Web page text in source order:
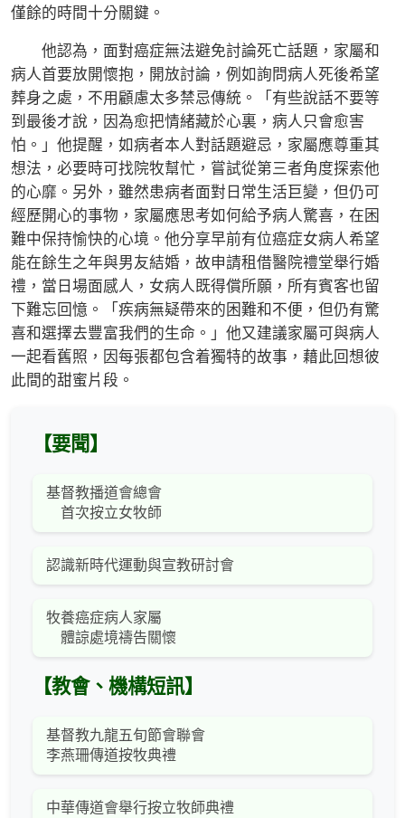
僅餘的時間十分關鍵。
他認為，面對癌症無法避免討論死亡話題，家屬和
病人首要放開懷抱，開放討論，例如詢問病人死後希望
葬身之處，不用顧慮太多禁忌傳統。「有些說話不要等
到最後才說，因為愈把情緒藏於心裏，病人只會愈害
怕。」他提醒，如病者本人對話題避忌，家屬應尊重其
想法，必要時可找院牧幫忙，嘗試從第三者角度探索他
的心靡。另外，雖然患病者面對日常生活巨變，但仍可
經歷開心的事物，家屬應思考如何給予病人驚喜，在困
難中保持愉快的心境。他分享早前有位癌症女病人希望
能在餘生之年與男友結婚，故申請租借醫院禮堂舉行婚
禮，當日場面感人，女病人既得償所願，所有賓客也留
下難忘回憶。「疾病無疑帶來的困難和不便，但仍有驚
喜和選擇去豐富我們的生命。」他又建議家屬可與病人
一起看舊照，因每張都包含着獨特的故事，藉此回想彼
此間的甜蜜片段。
【要聞】
基督教播道會總會
首次按立女牧師
認識新時代運動與宣教研討會
牧養癌症病人家屬
體諒處境禱告關懷
【教會、機構短訊】
基督教九龍五旬節會聯會
李燕珊傳道按牧典禮
中華傳道會舉行按立牧師典禮